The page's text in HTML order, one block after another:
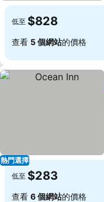
低至 $828
查看 5 個網站的價格
熱門選擇
低至 $283
查看 6 個網站的價格